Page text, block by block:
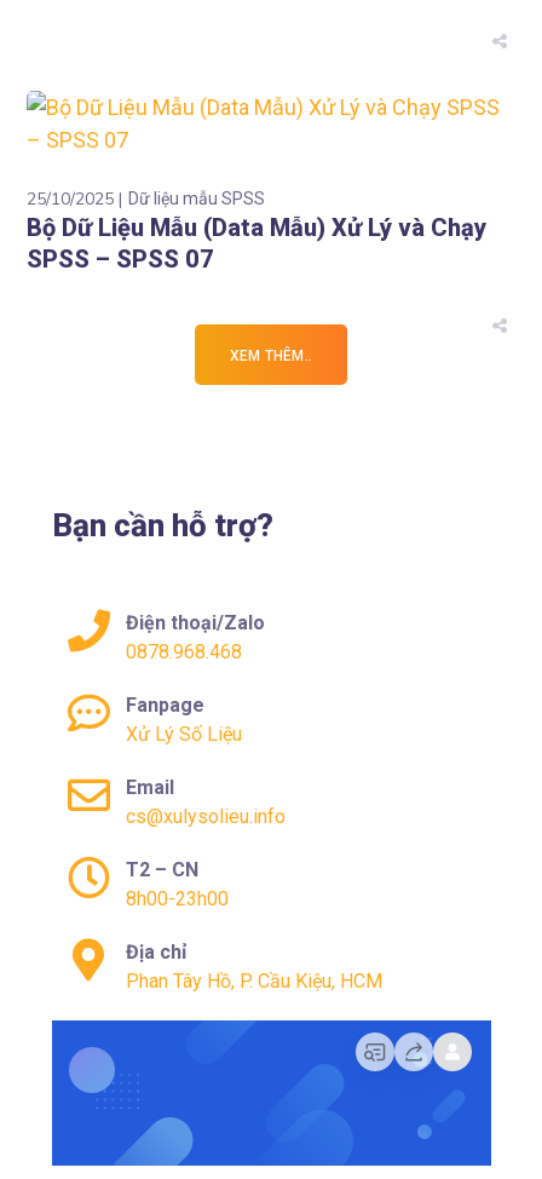
25/10/2025 Dữ liệu mẫu SPSS
Bộ Dữ Liệu Mẫu (Data Mẫu) Xử Lý và Chạy
SPSS – SPSS 07
XEM THÊM..
Bạn cần hỗ trợ?
Điện thoại/Zalo
0878.968.468
Fanpage
Xử Lý Số Liệu
Email
cs@xulysolieu.info
T2 – CN
8h00-23h00
Địa chỉ
Phan Tây Hồ, P. Cầu Kiệu, HCM